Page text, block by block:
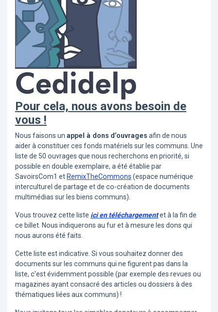
Pour cela, nous avons besoin de
vous !
Nous faisons un appel à dons d’ouvrages afin de nous
aider à constituer ces fonds matériels sur les communs. Une
liste de 50 ouvrages que nous recherchons en priorité, si
possible en double exemplaire, a été établie par
SavoirsCom1 et RemixTheCommons (espace numérique
interculturel de partage et de co-création de documents
multimédias sur les biens communs).
Vous trouvez cette liste ici en téléchargementet à la fin de
ce billet. Nous indiquerons au fur et à mesure les dons qui
nous aurons été faits.
Cette liste est indicative. Si vous souhaitez donner des
documents sur les communs qui ne figurent pas dans la
liste, c’est évidemment possible (par exemple des revues ou
magazines ayant consacré des articles ou dossiers à des
thématiques liées aux communs) !